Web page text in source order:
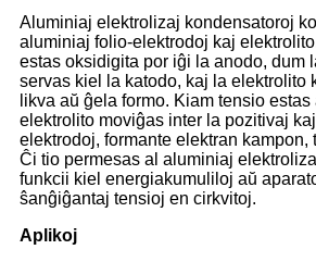
Aluminiaj elektrolizaj kondensatoroj
aluminiaj folio-elektrodoj kaj
estas oksidigita por iĝi la anodo, dum
servas kiel la katodo, kaj la elektrolito
likva aŭ ĝela formo. Kiam tensio
elektrolito moviĝas inter la pozitivaj
elektrodoj, formante elektran kampon,
Ĉi tio permesas al aluminiaj
funkcii kiel energiakumuliloj aŭ
ŝanĝiĝantaj tensioj en cirkvitoj.
Aplikoj